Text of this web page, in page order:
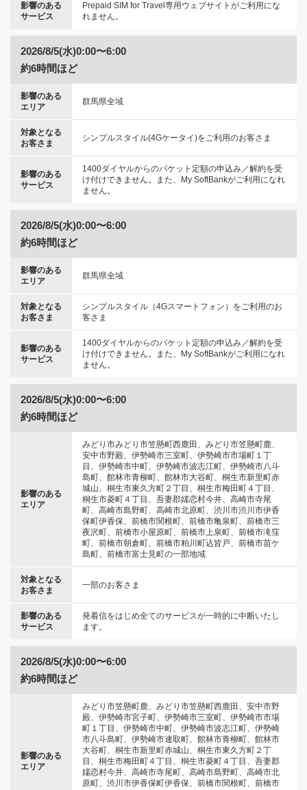
影響のある
サービス
Prepaid SIM for Travel専用ウェブサイトがご利用にな
れません。
2026/8/5(水)0:00〜6:00
約6時間ほど
影響のある
エリア
群馬県全域
対象となる
お客さま
シンプルスタイル(4Gケータイ)をご利用のお客さま
影響のある
サービス
1400ダイヤルからのパケット定額の申込み／解約を受
け付けできません。また、My SoftBankがご利用になれ
ません。
2026/8/5(水)0:00〜6:00
約6時間ほど
影響のある
エリア
群馬県全域
対象となる
お客さま
シンプルスタイル（4Gスマートフォン）をご利用のお
客さま
影響のある
サービス
1400ダイヤルからのパケット定額の申込み／解約を受
け付けできません。また、My SoftBankがご利用になれ
ません。
2026/8/5(水)0:00〜6:00
約6時間ほど
影響のある
エリア
みどり市みどり市笠懸町西鹿田、みどり市笠懸町鹿、
安中市野殿、伊勢崎市三室町、伊勢崎市市場町１丁
目、伊勢崎市中町、伊勢崎市波志江町、伊勢崎市八斗
島町、館林市青柳町、館林市大谷町、桐生市新里町赤
城山、桐生市東久方町２丁目、桐生市梅田町４丁目、
桐生市菱町４丁目、吾妻郡嬬恋村今井、高崎市寺尾
町、高崎市島野町、高崎市北原町、渋川市渋川市伊香
保町伊香保、前橋市関根町、前橋市亀泉町、前橋市三
夜沢町、前橋市小屋原町、前橋市上泉町、前橋市滝窪
町、前橋市朝倉町、前橋市粕川町込皆戸、前橋市苗ケ
島町、前橋市富士見町の一部地域
対象となる
お客さま
一部のお客さま
影響のある
サービス
発着信をはじめ全てのサービスが一時的に中断いたし
ます。
2026/8/5(水)0:00〜6:00
約6時間ほど
影響のある
エリア
みどり市笠懸町鹿、みどり市笠懸町西鹿田、安中市野
殿、伊勢崎市宮子町、伊勢崎市三室町、伊勢崎市市場
町１丁目、伊勢崎市中町、伊勢崎市波志江町、伊勢崎
市八斗島町、伊勢崎市連取町、館林市青柳町、館林市
大谷町、桐生市新里町赤城山、桐生市東久方町２丁
目、桐生市梅田町４丁目、桐生市菱町４丁目、吾妻郡
嬬恋村今井、高崎市寺尾町、高崎市島野町、高崎市北
原町、渋川市伊香保町伊香保、前橋市関根町、前橋市